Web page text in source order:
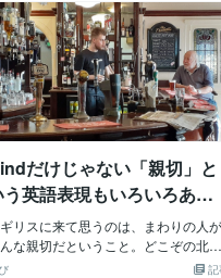
main character / is a lonely human /
he has a special power / to see
future.(ザ・メイン・キャラクター /
ア・ロンリー・
なる方はぜひ読み進めてみてくださ
。英語日記の効果その1：語彙力
の効果は、語彙力UPです！単語帳
シートで、英単語を覚えようとして
せんか？英語日記で使う英単語は、
たの日常に直結している英単語で
すなわち、あなたが英語でも使用す
可能性の高い英単語！まずは、自分に
な英単語を繰り返し使用し、自分の
にすると必然的に語彙力もUPしま
ポイントは3つ。▶︎分からない単語
辞書やネット検索で調べる。▶︎何も
くても自然に出てくるまで、何度も
。▶︎同じ単語ばかりを使っていた
だけじゃない「親切」と
う英語表現もいろいろあり
す。
リスに来て思うのは、まわりの人が
な親切だということ。どこぞの北米
と比較すると、お店やレストランの